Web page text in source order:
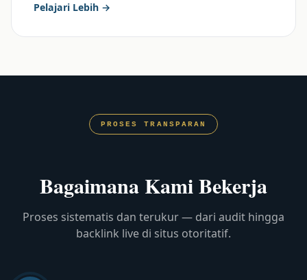
Pelajari Lebih →
PROSES TRANSPARAN
Bagaimana Kami Bekerja
Proses sistematis dan terukur — dari audit hingga
backlink live di situs otoritatif.